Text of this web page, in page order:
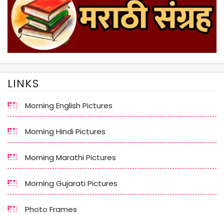
LINKS
Morning English Pictures
Morning Hindi Pictures
Morning Marathi Pictures
Morning Gujarati Pictures
Photo Frames